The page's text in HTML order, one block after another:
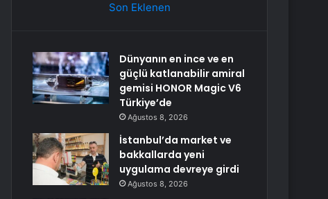
Son Eklenen
Dünyanın en ince ve en
güçlü katlanabilir amiral
gemisi HONOR Magic V6
Türkiye’de
Ağustos 8, 2026
İstanbul’da market ve
bakkallarda yeni
uygulama devreye girdi
Ağustos 8, 2026